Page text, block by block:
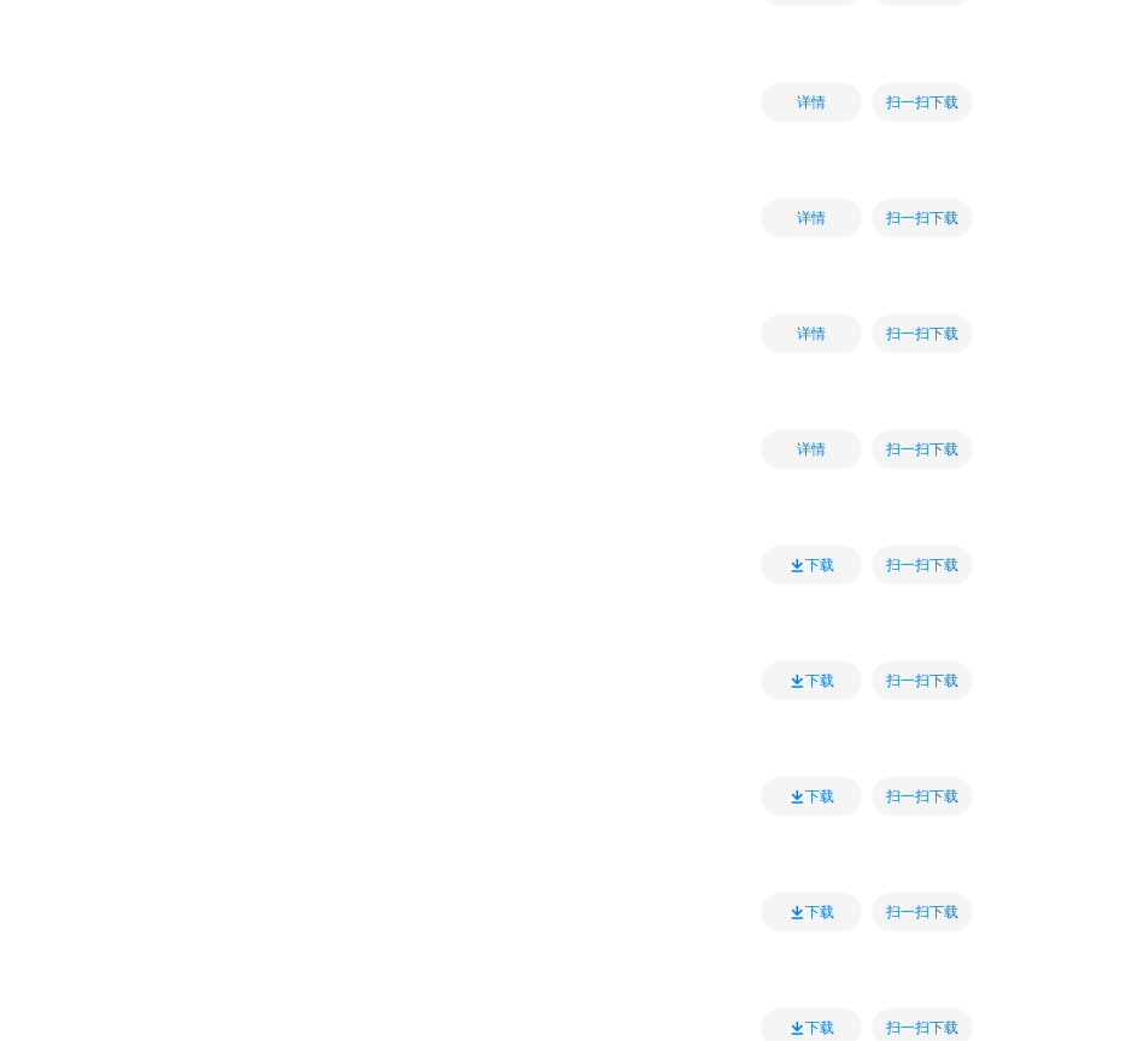
详情 扫一扫下载
详情 扫一扫下载
详情 扫一扫下载
详情 扫一扫下载
下载 扫一扫下载
下载 扫一扫下载
下载 扫一扫下载
下载 扫一扫下载
下载 扫一扫下载